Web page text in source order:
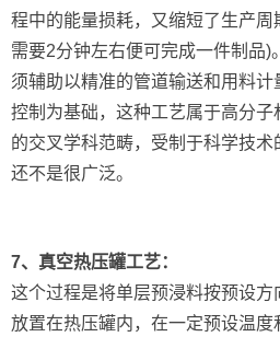
程中的能量损耗，又缩短了生产
需要2分钟左右便可完成一件制品)
须辅助以精准的管道输送和用料
控制为基础，这种工艺属于高分
的交叉学科范畴，受制于科学技
还不是很广泛。
7、真空热压罐工艺：
这个过程是将单层预浸料按预设
放置在热压罐内，在一定预设温度